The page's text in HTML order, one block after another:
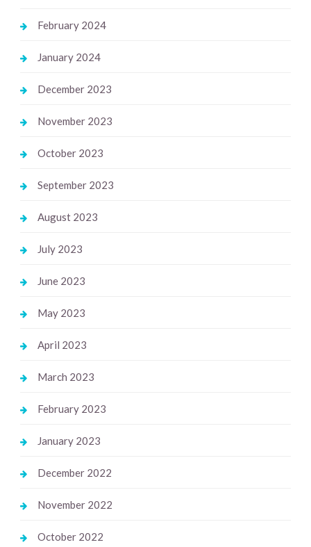
February 2024
January 2024
December 2023
November 2023
October 2023
September 2023
August 2023
July 2023
June 2023
May 2023
April 2023
March 2023
February 2023
January 2023
December 2022
November 2022
October 2022